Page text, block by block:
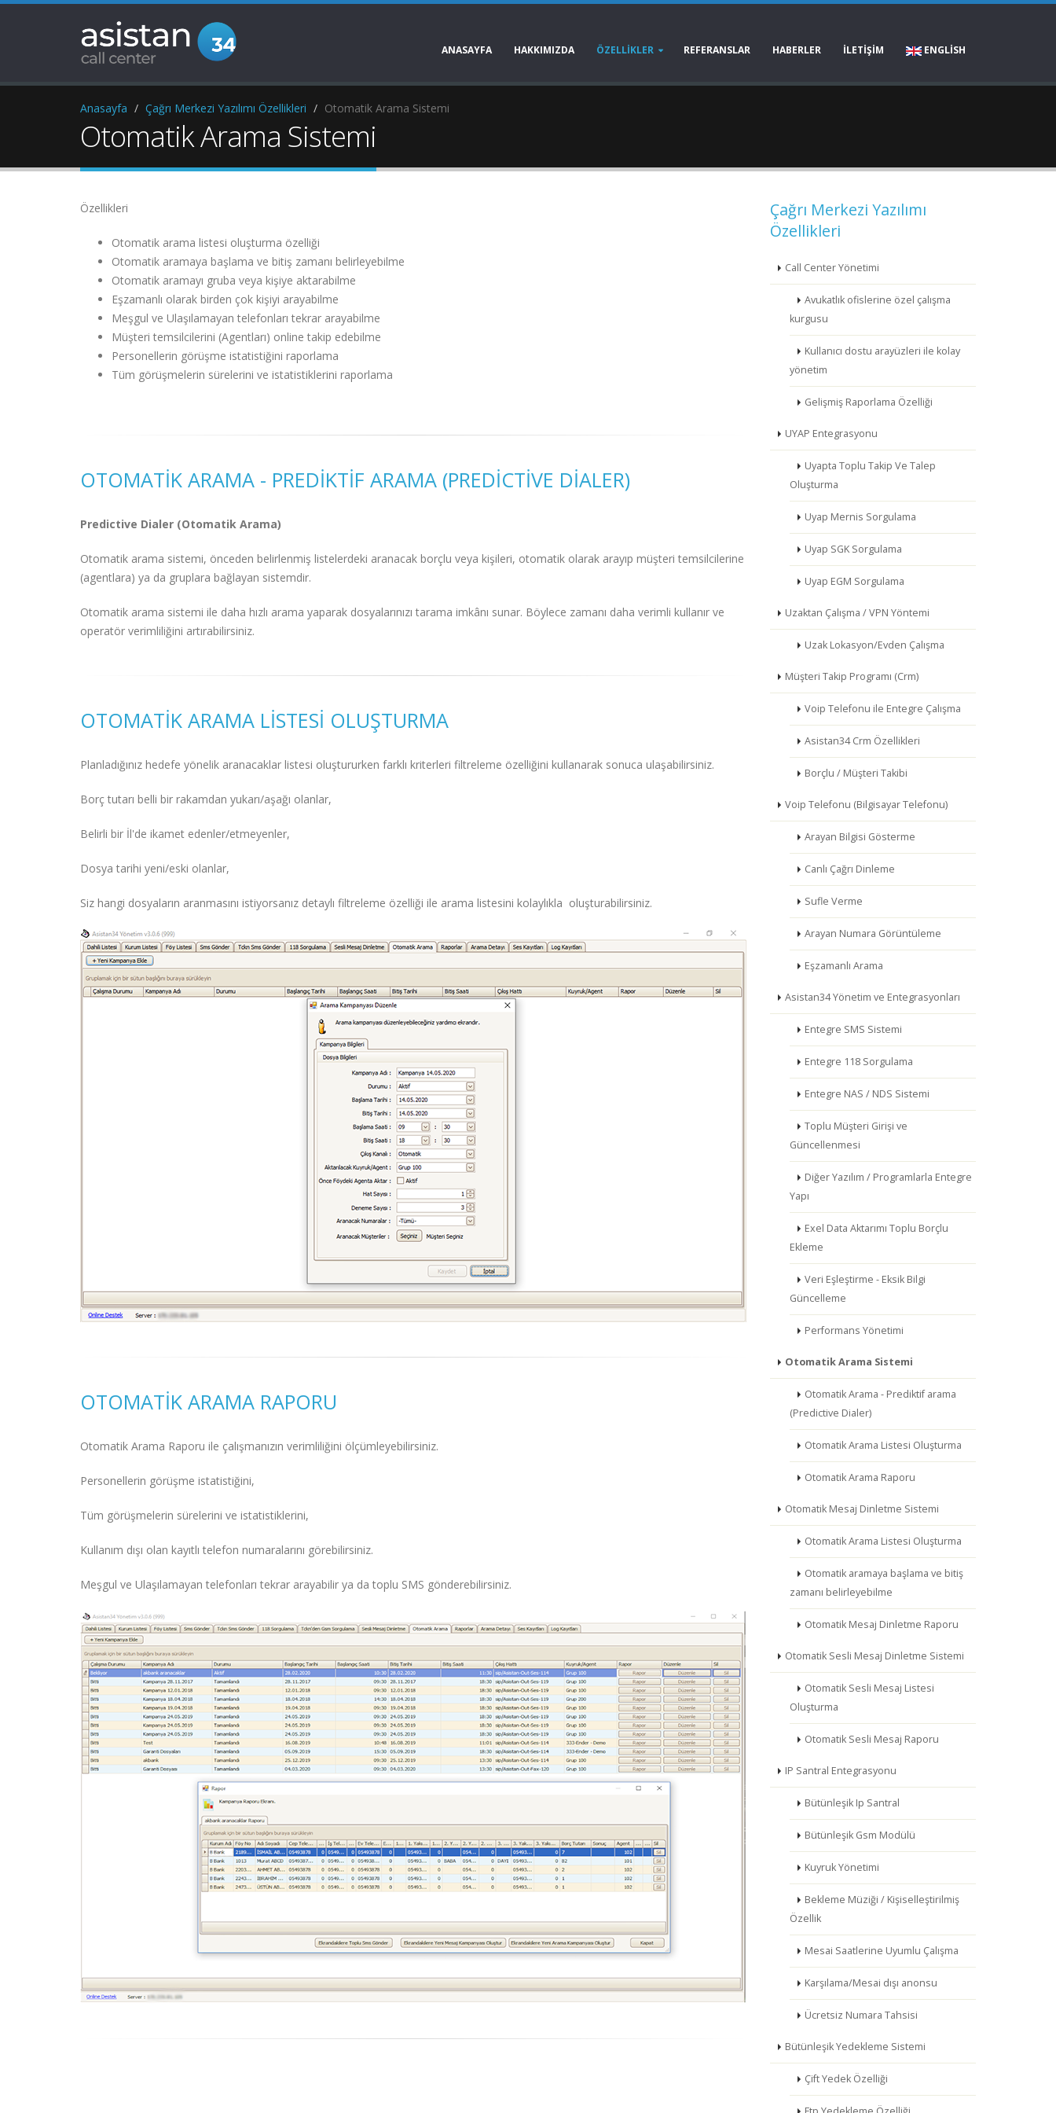
ANASAYFA HAKKIMIZDA ÖZELLİKLER REFERANSLAR HABERLER İLETİŞİM ENGLISH
Anasayfa Çağrı Merkezi Yazılımı Özellikleri Otomatik Arama Sistemi
Otomatik Arama Sistemi
Özellikleri
Otomatik arama listesi oluşturma özelliği
Otomatik aramaya başlama ve bitiş zamanı belirleyebilme
Otomatik aramayı gruba veya kişiye aktarabilme
Eşzamanlı olarak birden çok kişiyi arayabilme
Meşgul ve Ulaşılamayan telefonları tekrar arayabilme
Müşteri temsilcilerini (Agentları) online takip edebilme
Personellerin görüşme istatistiğini raporlama
Tüm görüşmelerin sürelerini ve istatistiklerini raporlama
OTOMATIK ARAMA - PREDIKTIF ARAMA (PREDICTIVE DIALER)
Predictive Dialer (Otomatik Arama)
Otomatik arama sistemi, önceden belirlenmiş listelerdeki aranacak borçlu veya kişileri, otomatik olarak arayıp müşteri temsilcilerine
(agentlara) ya da gruplara bağlayan sistemdir.
Otomatik arama sistemi ile daha hızlı arama yaparak dosyalarınızı tarama imkânı sunar. Böylece zamanı daha verimli kullanır ve
operatör verimliliğini artırabilirsiniz.
OTOMATIK ARAMA LISTESI OLUŞTURMA
Planladığınız hedefe yönelik aranacaklar listesi oluştururken farklı kriterleri filtreleme özelliğini kullanarak sonuca ulaşabilirsiniz.
Borç tutarı belli bir rakamdan yukarı/aşağı olanlar,
Belirli bir İl'de ikamet edenler/etmeyenler,
Dosya tarihi yeni/eski olanlar,
Siz hangi dosyaların aranmasını istiyorsanız detaylı filtreleme özelliği ile arama listesini kolaylıkla oluşturabilirsiniz.
OTOMATIK ARAMA RAPORU
Otomatik Arama Raporu ile çalışmanızın verimliliğini ölçümleyebilirsiniz.
Personellerin görüşme istatistiğini,
Tüm görüşmelerin sürelerini ve istatistiklerini,
Kullanım dışı olan kayıtlı telefon numaralarını görebilirsiniz.
Meşgul ve Ulaşılamayan telefonları tekrar arayabilir ya da toplu SMS gönderebilirsiniz.
Çağrı Merkezi Yazılımı
Özellikleri
Call Center Yönetimi
Avukatlık ofislerine özel çalışma
kurgusu
Kullanıcı dostu arayüzleri ile kolay
yönetim
Gelişmiş Raporlama Özelliği
UYAP Entegrasyonu
Uyapta Toplu Takip Ve Talep
Oluşturma
Uyap Mernis Sorgulama
Uyap SGK Sorgulama
Uyap EGM Sorgulama
Uzaktan Çalışma / VPN Yöntemi
Uzak Lokasyon/Evden Çalışma
Müşteri Takip Programı (Crm)
Voip Telefonu ile Entegre Çalışma
Asistan34 Crm Özellikleri
Borçlu / Müşteri Takibi
Voip Telefonu (Bilgisayar Telefonu)
Arayan Bilgisi Gösterme
Canlı Çağrı Dinleme
Sufle Verme
Arayan Numara Görüntüleme
Eşzamanlı Arama
Asistan34 Yönetim ve Entegrasyonları
Entegre SMS Sistemi
Entegre 118 Sorgulama
Entegre NAS / NDS Sistemi
Toplu Müşteri Girişi ve
Güncellenmesi
Diğer Yazılım / Programlarla Entegre
Yapı
Exel Data Aktarımı Toplu Borçlu
Ekleme
Veri Eşleştirme - Eksik Bilgi
Güncelleme
Performans Yönetimi
Otomatik Arama Sistemi
Otomatik Arama - Prediktif arama
(Predictive Dialer)
Otomatik Arama Listesi Oluşturma
Otomatik Arama Raporu
Otomatik Mesaj Dinletme Sistemi
Otomatik Arama Listesi Oluşturma
Otomatik aramaya başlama ve bitiş
zamanı belirleyebilme
Otomatik Mesaj Dinletme Raporu
Otomatik Sesli Mesaj Dinletme Sistemi
Otomatik Sesli Mesaj Listesi
Oluşturma
Otomatik Sesli Mesaj Raporu
IP Santral Entegrasyonu
Bütünleşik Ip Santral
Bütünleşik Gsm Modülü
Kuyruk Yönetimi
Bekleme Müziği / Kişiselleştirilmiş
Özellik
Mesai Saatlerine Uyumlu Çalışma
Karşılama/Mesai dışı anonsu
Ücretsiz Numara Tahsisi
Bütünleşik Yedekleme Sistemi
Çift Yedek Özelliği